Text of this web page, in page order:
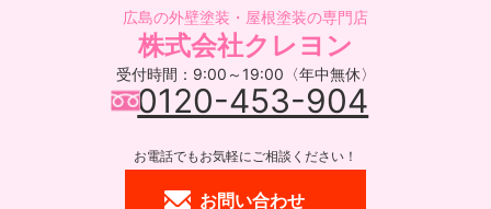
広島の外壁塗装・屋根塗装の専門店
株式会社クレヨン
受付時間：9:00～19:00〈年中無休〉
0120-453-904
お電話でもお気軽にご相談ください！
お問い合わせ